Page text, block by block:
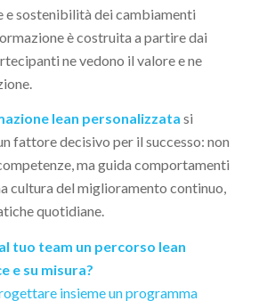
e sostenibilità dei cambiamenti
è costruita a partire dai
ne vedono il valore e ne
lean personalizzata si
fattore decisivo per il successo: non
ma guida comportamenti
cultura del miglioramento continuo,
quotidiane.
tuo team un percorso lean
e su misura?
insieme un programma